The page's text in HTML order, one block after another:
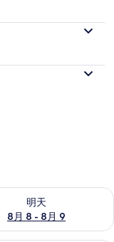
明天
8月 8 - 8月 9
(8月 8 - 8月 9) 的供